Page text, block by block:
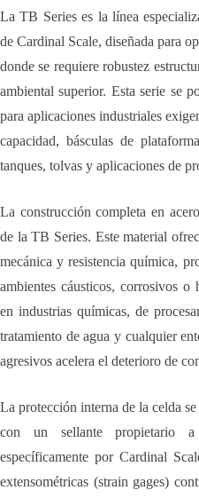
La TB Series es la línea
de Cardinal Scale, diseñada para
donde se requiere robustez
ambiental superior. Esta serie se
para aplicaciones industriales
capacidad, básculas de
tanques, tolvas y aplicaciones de
La construcción completa en
de la TB Series. Este material
mecánica y resistencia química,
ambientes cáusticos, corrosivos o
en industrias químicas, de
tratamiento de agua y cualquier
agresivos acelera el deterioro de
La protección interna de la celda
con un sellante propietario
específicamente por Cardinal
extensométricas (strain gages)